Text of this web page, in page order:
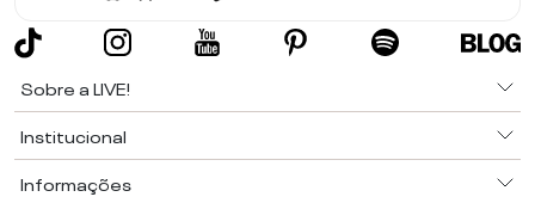
Sobre a LIVE!
Institucional
Informações